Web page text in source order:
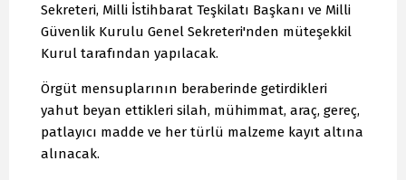
Sekreteri, Milli İstihbarat Teşkilatı Başkanı ve Milli
Güvenlik Kurulu Genel Sekreteri'nden müteşekkil
Kurul tarafından yapılacak.
Örgüt mensuplarının beraberinde getirdikleri
yahut beyan ettikleri silah, mühimmat, araç, gereç,
patlayıcı madde ve her türlü malzeme kayıt altına
alınacak.